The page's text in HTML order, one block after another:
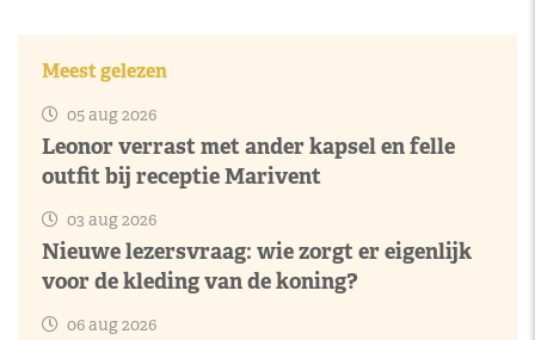
Meest gelezen
05 aug 2026
Leonor verrast met ander kapsel en felle
outfit bij receptie Marivent
03 aug 2026
Nieuwe lezersvraag: wie zorgt er eigenlijk
voor de kleding van de koning?
06 aug 2026